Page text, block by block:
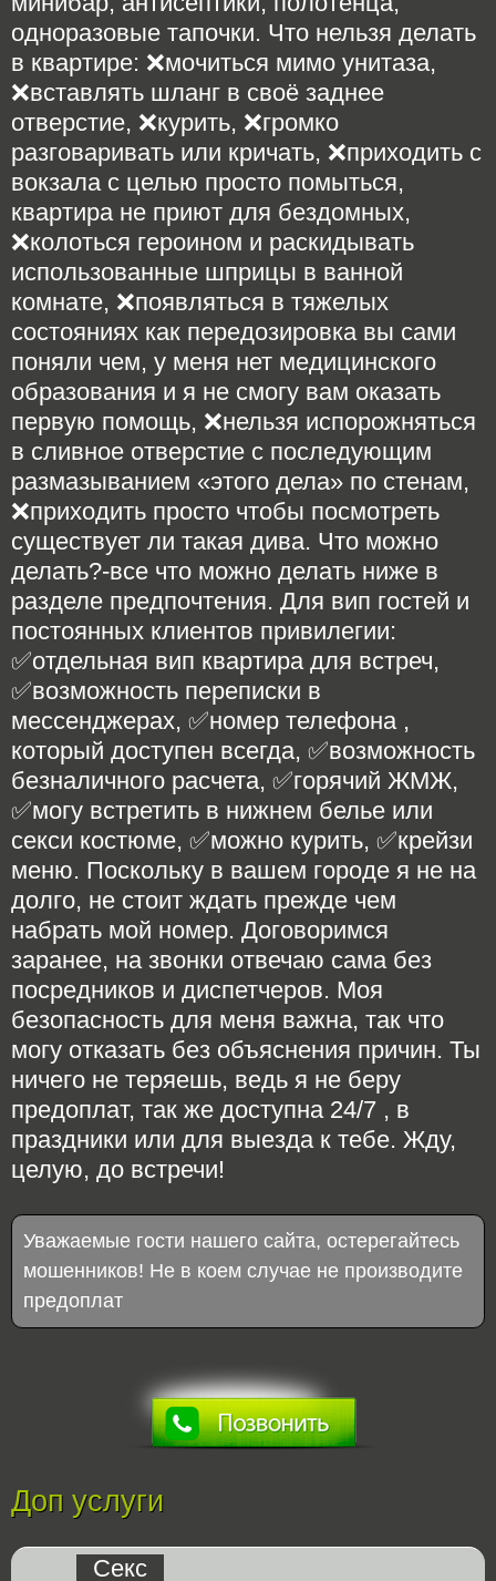
одноразовые тапочки. Что нельзя делать
в квартире: ❌мочиться мимо унитаза,
❌вставлять шланг в своё заднее
отверстие, ❌курить, ❌громко
разговаривать или кричать, ❌приходить с
вокзала с целью просто помыться,
квартира не приют для бездомных,
❌колоться героином и раскидывать
использованные шприцы в ванной
комнате, ❌появляться в тяжелых
состояниях как передозировка вы сами
поняли чем, у меня нет медицинского
образования и я не смогу вам оказать
первую помощь, ❌нельзя испорожняться
в сливное отверстие с последующим
размазыванием «этого дела» по стенам,
❌приходить просто чтобы посмотреть
существует ли такая дива. Что можно
делать?-все что можно делать ниже в
разделе предпочтения. Для вип гостей и
постоянных клиентов привилегии:
✅отдельная вип квартира для встреч,
✅возможность переписки в
мессенджерах, ✅номер телефона ,
который доступен всегда, ✅возможность
безналичного расчета, ✅горячий ЖМЖ,
✅могу встретить в нижнем белье или
секси костюме, ✅можно курить, ✅крейзи
меню. Поскольку в вашем городе я не на
долго, не стоит ждать прежде чем
набрать мой номер. Договоримся
заранее, на звонки отвечаю сама без
посредников и диспетчеров. Моя
безопасность для меня важна, так что
могу отказать без объяснения причин. Ты
ничего не теряешь, ведь я не беру
предоплат, так же доступна 24/7 , в
праздники или для выезда к тебе. Жду,
целую, до встречи!
Уважаемые гости нашего сайта, остерегайтесь
мошенников! Не в коем случае не производите
предоплат
Доп услуги
Секс